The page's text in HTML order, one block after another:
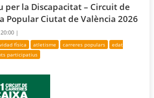
per la Discapacitat – Circuit de
Popular Ciutat de València 2026
|
física atletisme carreres populars
edat
participatius